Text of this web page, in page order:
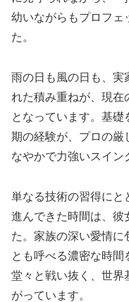
幼いながらもプロフェ
た。
雨の日も風の日も、実
れた積み重ねが、現在
となっています。基
期の経験が、プロの厳
なやかで力強いスイン
単なる技術の習得にと
進んできた時間は、彼
た。家族の深い愛情
とも呼べる濃密な時
堂々と戦い抜く、世界
がっています。